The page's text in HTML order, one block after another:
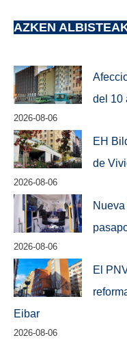
AZKEN
del 10
2026-08-06
EH
de
2026-08-06
2026-08-06
El
Eibar
2026-08-06